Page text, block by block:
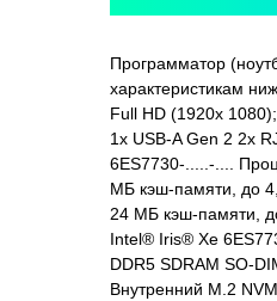
Программатор
характеристикам
Full HD (1920x
1x USB-A Gen 2 2x
6ES7730-.....-....
МБ кэш-памяти, до
24 МБ кэш-памяти,
Intel® Iris® Xe
DDR5 SDRAM SO-
Внутренний M.2